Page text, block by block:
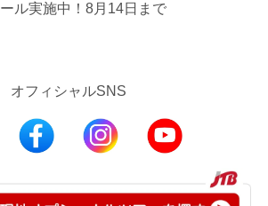
ール実施中！8月14日まで
オフィシャルSNS